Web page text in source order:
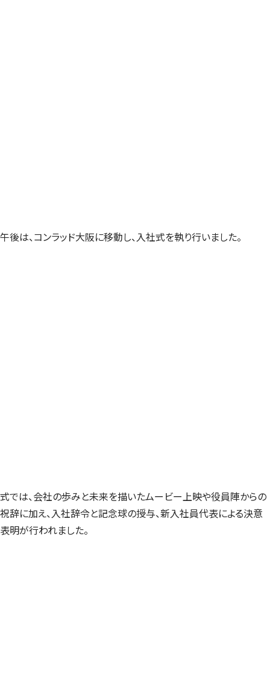
午後は、コンラッド大阪に移動し、入社式を執り行いました。
式では、会社の歩みと未来を描いたムービー上映や役員陣からの
祝辞に加え、入社辞令と記念球の授与、新入社員代表による決意
表明が行われました。